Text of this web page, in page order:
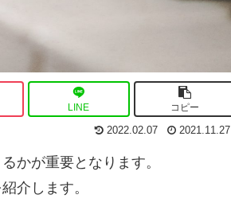
LINE コピー
2022.02.07 2021.11.27
かが重要となります。
介します。